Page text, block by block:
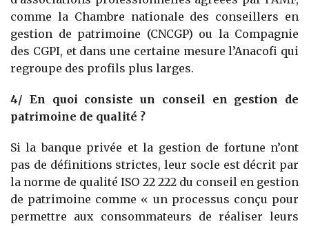
comme la Chambre nationale des conseillers en
gestion de patrimoine (CNCGP) ou la Compagnie
des CGPI, et dans une certaine mesure l’Anacofi qui
regroupe des profils plus larges.
4/ En quoi consiste un conseil en gestion de
patrimoine de qualité ?
Si la banque privée et la gestion de fortune n’ont
pas de définitions strictes, leur socle est décrit par
la norme de qualité ISO 22 222 du conseil en gestion
de patrimoine comme « un processus conçu pour
permettre aux consommateurs de réaliser leurs